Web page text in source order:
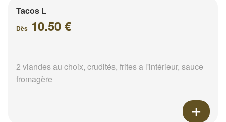
Tacos L
Dès 10.50 €
2 viandes au choix, crudités, frites a l'intérieur, sauce
fromagère